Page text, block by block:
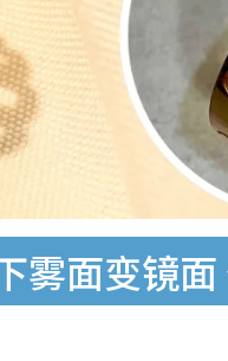
面变镜面